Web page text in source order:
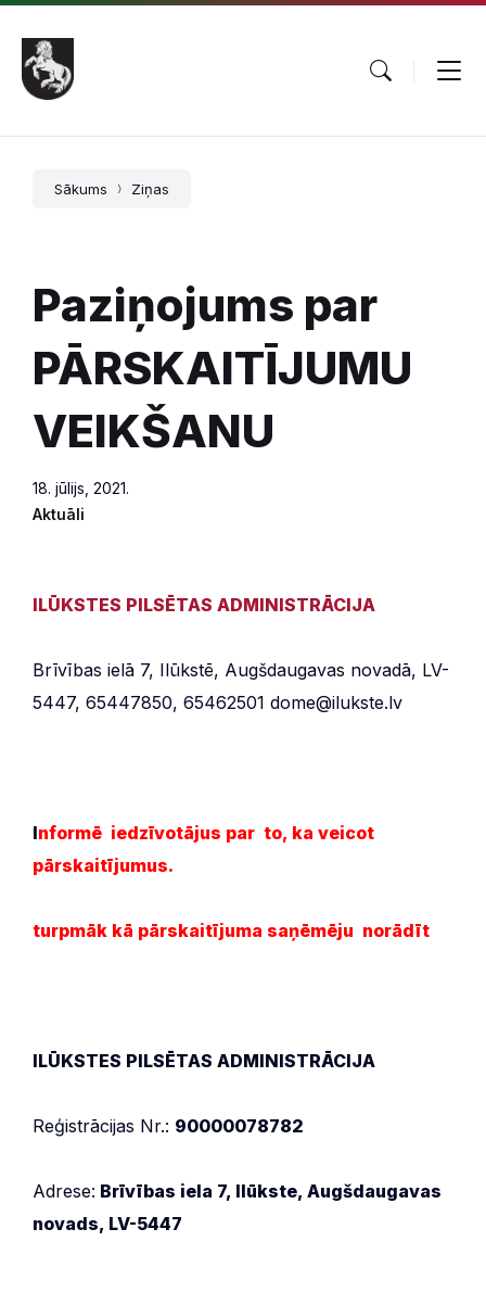
Pāriet
saturu
Skip
main
navigation
Skip
footer
Sākums Ziņas
Paziņojums par
PĀRSKAITĪJUMU
VEIKŠANU
18. jūlijs, 2021.
Aktuāli
ILŪKSTES PILSĒTAS ADMINISTRĀCIJA
Brīvības ielā 7, Ilūkstē, Augšdaugavas novadā, LV-
5447, 65447850, 65462501 dome@ilukste.lv
Informē iedzīvotājus par to, ka veicot
pārskaitījumus.
turpmāk kā pārskaitījuma saņēmēju norādīt
ILŪKSTES PILSĒTAS ADMINISTRĀCIJA
Reģistrācijas Nr.: 90000078782
Adrese: Brīvības iela 7, Ilūkste, Augšdaugavas
novads, LV-5447